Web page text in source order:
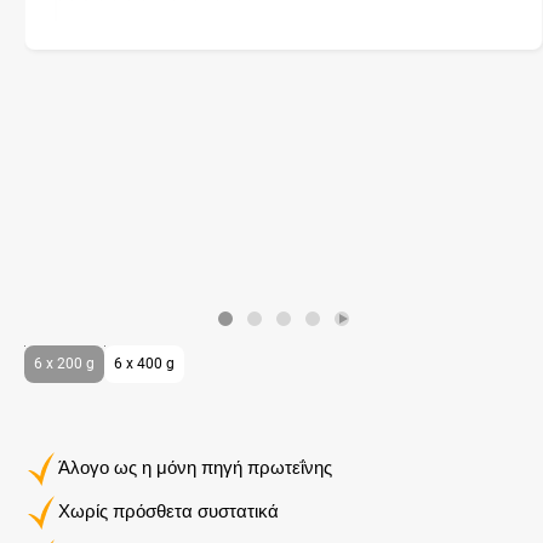
Άλογο ως η μόνη πηγή πρωτεΐνης
Χωρίς πρόσθετα συστατικά
6 x 200 g 6 x 400 g